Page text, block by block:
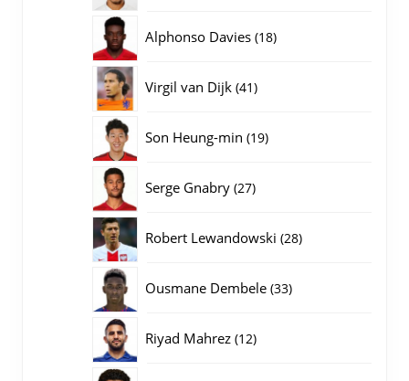
Alphonso Davies 1818
Virgil van Dijk 4141
Son Heung-min 1919
Serge Gnabry 2727
Robert Lewandowski 2828
Ousmane Dembele 3333
Riyad Mahrez 1212